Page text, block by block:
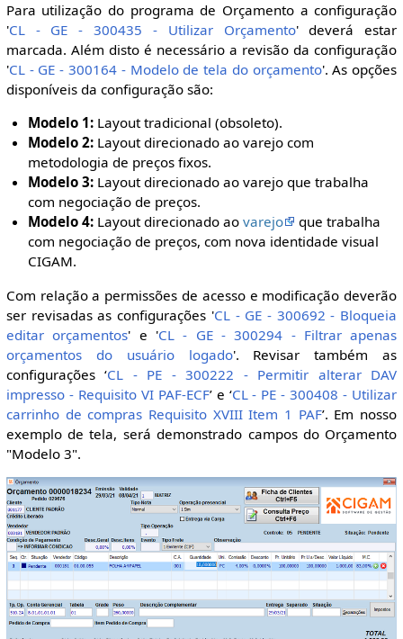
Para utilização do programa de Orçamento a configuração
'CL - GE - 300435 - Utilizar Orçamento' deverá estar
marcada. Além disto é necessário a revisão da configuração
'CL - GE - 300164 - Modelo de tela do orçamento'. As opções
disponíveis da configuração são:
Modelo 1: Layout tradicional (obsoleto).
Modelo 2: Layout direcionado ao varejo com
metodologia de preços fixos.
Modelo 3: Layout direcionado ao varejo que trabalha
com negociação de preços.
Modelo 4: Layout direcionado aovarejo
que trabalha
com negociação de preços, com nova identidade visual
CIGAM.
Com relação a permissões de acesso e modificação deverão
ser revisadas as configurações 'CL - GE - 300692 - Bloqueia
editar orçamentos' e 'CL - GE - 300294 - Filtrar apenas
orçamentos do usuário logado'. Revisar também as
configurações ‘CL - PE - 300222 - Permitir alterar DAV
impresso - Requisito VI PAF-ECF’ e ‘CL - PE - 300408 - Utilizar
carrinho de compras Requisito XVIII Item 1 PAF’. Em nosso
exemplo de tela, será demonstrado campos do Orçamento
"Modelo 3".